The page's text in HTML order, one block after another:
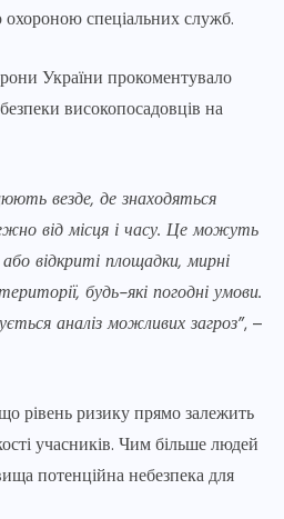
спеціальних служб.
України прокоментувало
високопосадовців на
везде, де знаходяться
від місця і часу. Це можуть
відкриті площадки, мирні
будь-які погодні умови.
аналіз можливих загроз”, –
рівень ризику прямо залежить
учасників. Чим більше людей
потенційна небезпека для